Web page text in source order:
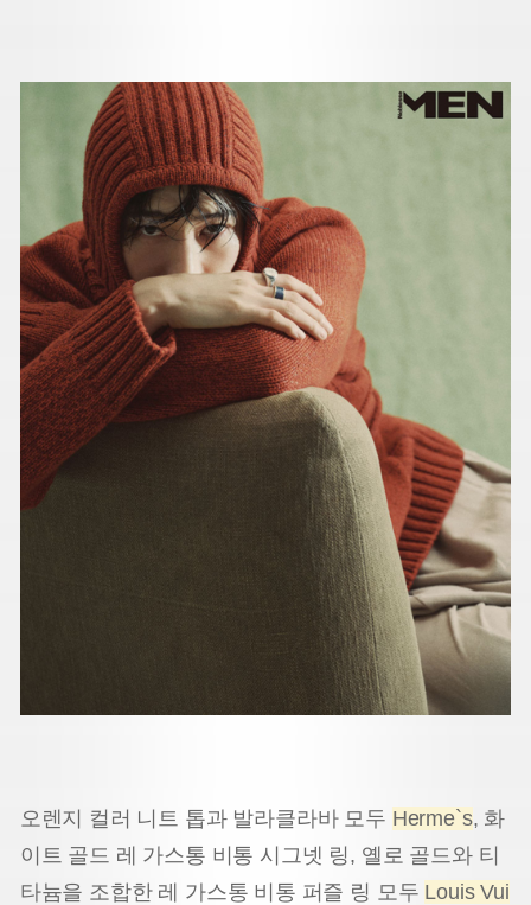
오렌지 컬러 니트 톱과 발라클라바 모두 Herme`s, 화
이트 골드 레 가스통 비통 시그넷 링, 옐로 골드와 티
타늄을 조합한 레 가스통 비통 퍼즐 링 모두 Louis Vui